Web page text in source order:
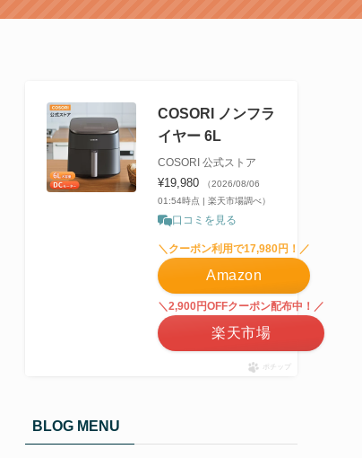
COSORI ノンフラ
イヤー 6L
COSORI 公式ストア
¥19,980
（2026/08/06
01:54時点 | 楽天市場調べ）
口コミを見る
＼クーポン利用で17,980円！／
Amazon
＼2,900円OFFクーポン配布中！／
楽天市場
ポチップ
BLOG MENU